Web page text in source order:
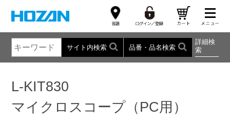
サイト内検索 品番・品名検索
詳細検
索
L-KIT830
マイクロスコープ（PC用）